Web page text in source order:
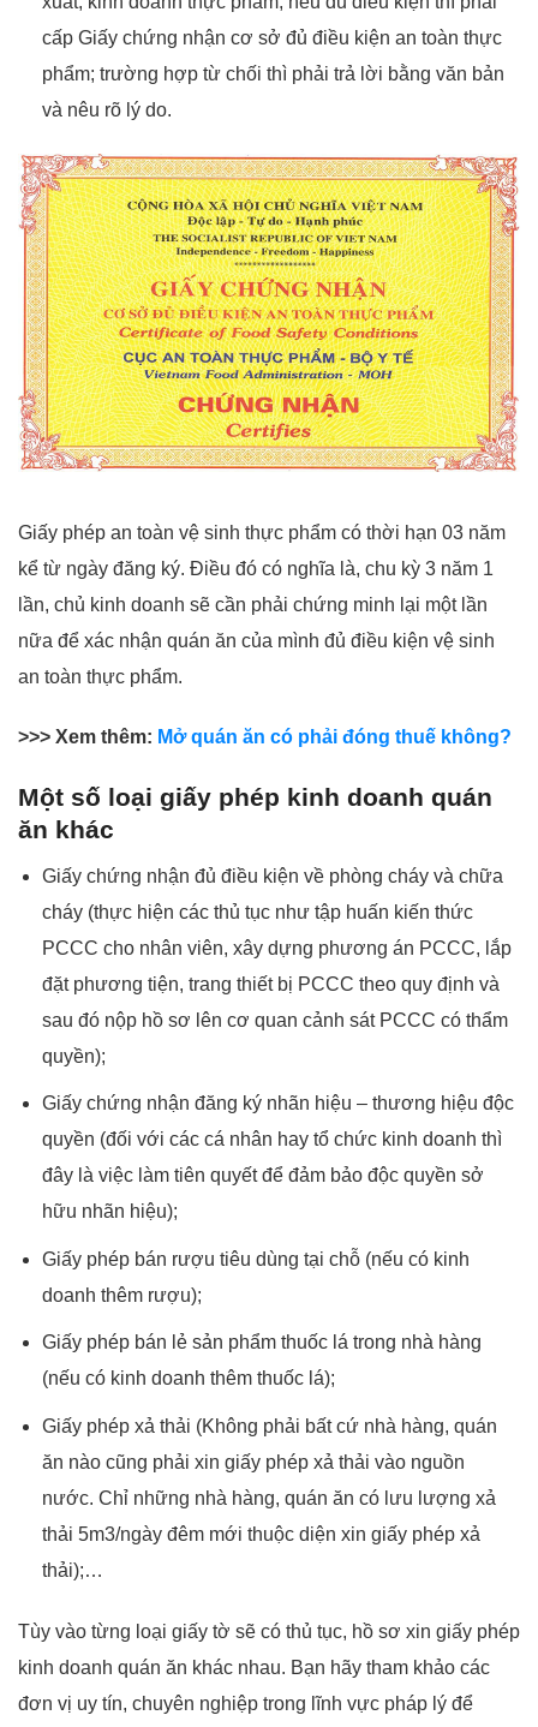
cấp Giấy chứng nhận cơ sở đủ điều kiện an toàn thực
phẩm; trường hợp từ chối thì phải trả lời bằng văn bản
và nêu rõ lý do.
Giấy phép an toàn vệ sinh thực phẩm có thời hạn 03 năm
kể từ ngày đăng ký. Điều đó có nghĩa là, chu kỳ 3 năm 1
lần, chủ kinh doanh sẽ cần phải chứng minh lại một lần
nữa để xác nhận quán ăn của mình đủ điều kiện vệ sinh
an toàn thực phẩm.
>>> Xem thêm: Mở quán ăn có phải đóng thuế không?
Một số loại giấy phép kinh doanh quán
ăn khác
Giấy chứng nhận đủ điều kiện về phòng cháy và chữa
cháy (thực hiện các thủ tục như tập huấn kiến thức
PCCC cho nhân viên, xây dựng phương án PCCC, lắp
đặt phương tiện, trang thiết bị PCCC theo quy định và
sau đó nộp hồ sơ lên cơ quan cảnh sát PCCC có thẩm
quyền);
Giấy chứng nhận đăng ký nhãn hiệu – thương hiệu độc
quyền (đối với các cá nhân hay tổ chức kinh doanh thì
đây là việc làm tiên quyết để đảm bảo độc quyền sở
hữu nhãn hiệu);
Giấy phép bán rượu tiêu dùng tại chỗ (nếu có kinh
doanh thêm rượu);
Giấy phép bán lẻ sản phẩm thuốc lá trong nhà hàng
(nếu có kinh doanh thêm thuốc lá);
Giấy phép xả thải (Không phải bất cứ nhà hàng, quán
ăn nào cũng phải xin giấy phép xả thải vào nguồn
nước. Chỉ những nhà hàng, quán ăn có lưu lượng xả
thải 5m3/ngày đêm mới thuộc diện xin giấy phép xả
thải);…
Tùy vào từng loại giấy tờ sẽ có thủ tục, hồ sơ xin giấy phép
kinh doanh quán ăn khác nhau. Bạn hãy tham khảo các
đơn vị uy tín, chuyên nghiệp trong lĩnh vực pháp lý để